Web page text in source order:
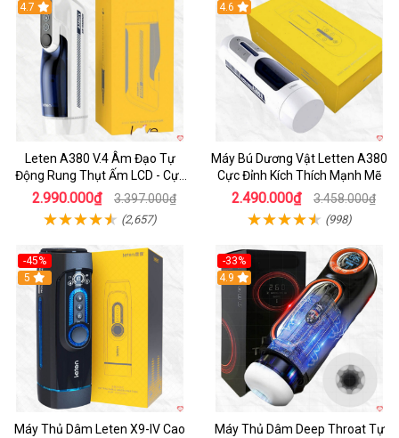
Hot
4.7
Leten A380 V.4 Âm Đạo Tự
Động Rung Thụt Ấm LCD - Cực
Phê
2.990.000₫ 3.397.000₫
(2,657)
Hot
4.6
Máy Bú Dương Vật Letten A380
Cực Đỉnh Kích Thích Mạnh Mẽ
2.490.000₫ 3.458.000₫
(998)
-45%
Hot
5
Máy Thủ Dâm Leten X9-IV Cao
-33%
Hot
4.9
Máy Thủ Dâm Deep Throat Tự